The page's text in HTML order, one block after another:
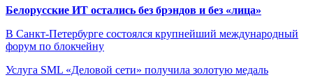
Белорусские ИТ остались без брэндов и без «лица»
В Санкт-Петербурге состоялся крупнейший международный
форум по блокчейну
Услуга SML «Деловой сети» получила золотую медаль